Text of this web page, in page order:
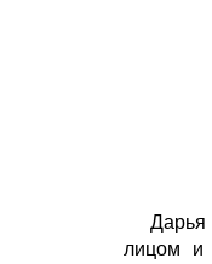
Дарья
лицом и